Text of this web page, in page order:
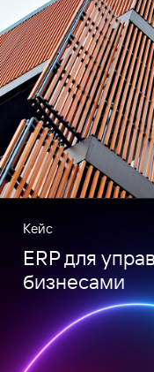
Кейс
ERP для
бизнесами